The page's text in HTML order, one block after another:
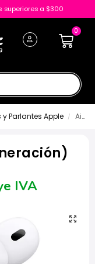
superiores a $300
0
Parlantes Apple / AirPods Pro (2nd generación)
IVA